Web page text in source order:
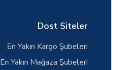
Dost Siteler
En Yakın Kargo Şubeleri
En Yakın Mağaza Şubeleri